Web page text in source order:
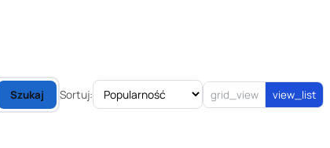
Szukaj Sortuj: grid_view view_list